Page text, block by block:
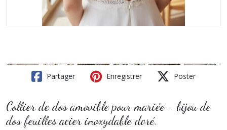
Partager Enregistrer Poster
Collier de dos amovible pour mariée - bijou de
dos feuilles acier inoxydable doré.